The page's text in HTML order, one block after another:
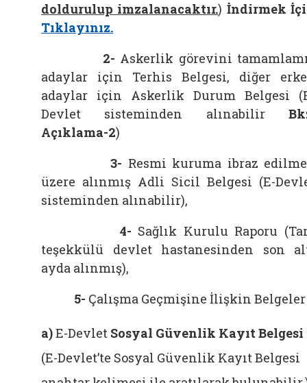
doldurulup imzalanacaktır.) İndirmek
Tıklayınız.
2- Askerlik görevini
adaylar için Terhis Belgesi, diğer
adaylar için Askerlik Durum Belgesi
Devlet sisteminden alınabilir
Açıklama-2)
3- Resmi kuruma ibraz
üzere alınmış Adli Sicil Belgesi (E-
sisteminden alınabilir),
4- Sağlık Kurulu Raporu
teşekkülü devlet hastanesinden son
ayda alınmış),
5- Çalışma Geçmişine İlişkin Belgeler
a)E-Devlet Sosyal Güvenlik Kayıt Belgesi
(E-Devlet’te Sosyal Güvenlik Kayıt Belgesi